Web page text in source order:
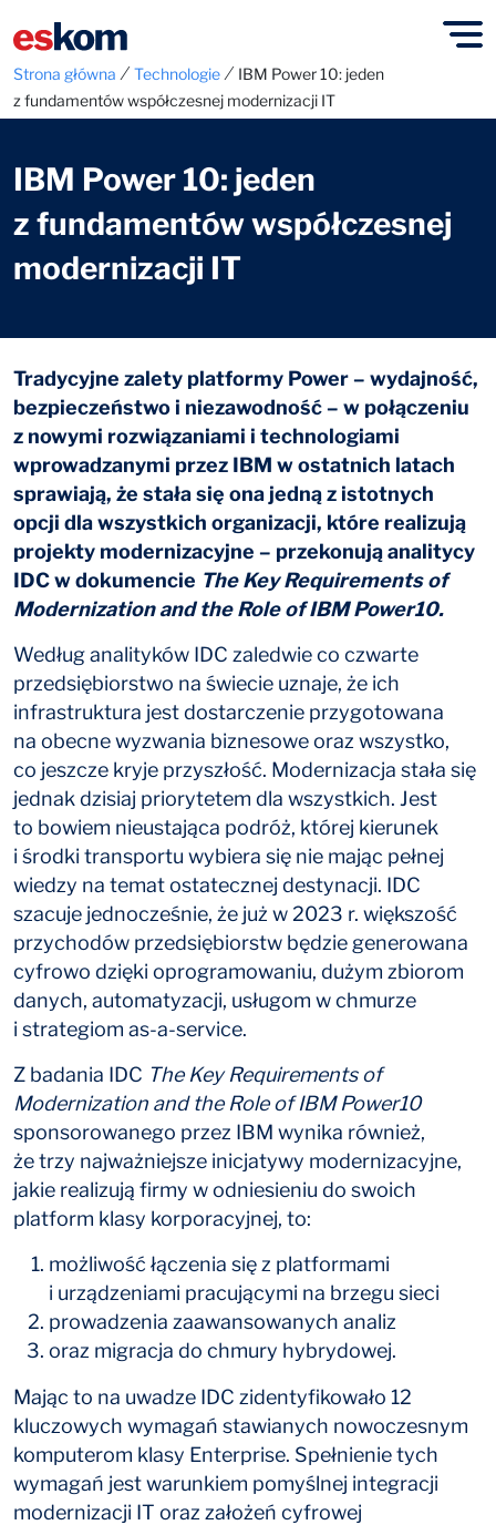
Strona główna ⁄Technologie⁄ IBM Power 10: jeden
z fundamentów współczesnej modernizacji IT
IBM Power 10: jeden
z fundamentów współczesnej
modernizacji IT
Tradycyjne zalety platformy Power – wydajność,
bezpieczeństwo i niezawodność – w połączeniu
z nowymi rozwiązaniami i technologiami
wprowadzanymi przez IBM w ostatnich latach
sprawiają, że stała się ona jedną z istotnych
opcji dla wszystkich organizacji, które realizują
projekty modernizacyjne – przekonują analitycy
IDC w dokumencie The Key Requirements of
Modernization and the Role of IBM Power10.
Według analityków IDC zaledwie co czwarte
przedsiębiorstwo na świecie uznaje, że ich
infrastruktura jest dostarczenie przygotowana
na obecne wyzwania biznesowe oraz wszystko,
co jeszcze kryje przyszłość. Modernizacja stała się
jednak dzisiaj priorytetem dla wszystkich. Jest
to bowiem nieustająca podróż, której kierunek
i środki transportu wybiera się nie mając pełnej
wiedzy na temat ostatecznej destynacji. IDC
szacuje jednocześnie, że już w 2023 r. większość
przychodów przedsiębiorstw będzie generowana
cyfrowo dzięki oprogramowaniu, dużym zbiorom
danych, automatyzacji, usługom w chmurze
i strategiom as-a-service.
Z badania IDC The Key Requirements of
Modernization and the Role of IBM Power10
sponsorowanego przez IBM wynika również,
że trzy najważniejsze inicjatywy modernizacyjne,
jakie realizują firmy w odniesieniu do swoich
platform klasy korporacyjnej, to:
możliwość łączenia się z platformami
i urządzeniami pracującymi na brzegu sieci
prowadzenia zaawansowanych analiz
oraz migracja do chmury hybrydowej.
Mając to na uwadze IDC zidentyfikowało 12
kluczowych wymagań stawianych nowoczesnym
komputerom klasy Enterprise. Spełnienie tych
wymagań jest warunkiem pomyślnej integracji
modernizacji IT oraz założeń cyfrowej